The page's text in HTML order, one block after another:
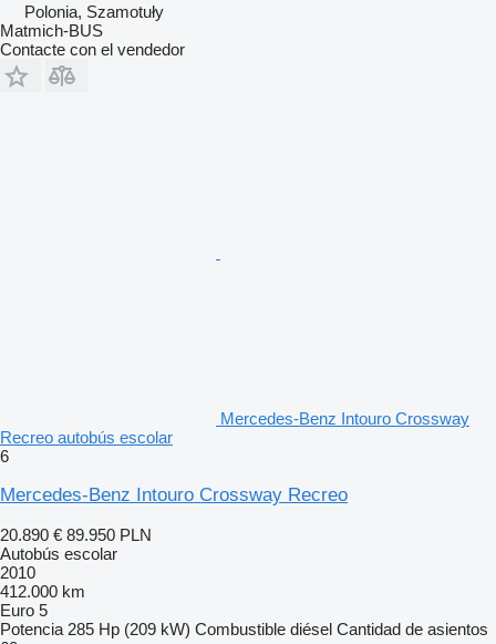
Polonia, Szamotuły
Matmich-BUS
Contacte con el vendedor
Mercedes-Benz Intouro Crossway
Recreo autobús escolar
6
Mercedes-Benz Intouro Crossway Recreo
20.890 € 89.950 PLN
Autobús escolar
2010
412.000 km
Euro 5
Potencia 285 Hp (209 kW) Combustible diésel Cantidad de asientos